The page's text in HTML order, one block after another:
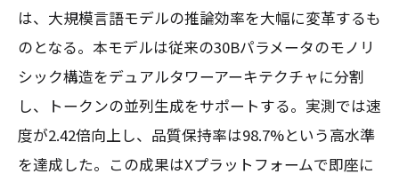
は、大規模言語モデルの推論効率を大幅に変革するも
のとなる。本モデルは従来の30Bパラメータのモノリ
シック構造をデュアルタワーアーキテクチャに分割
し、トークンの並列生成をサポートする。実測では速
度が2.42倍向上し、品質保持率は98.7%という高水準
を達成した。この成果はXプラットフォームで即座に